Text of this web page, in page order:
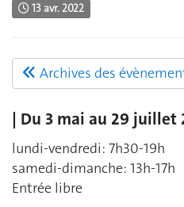
13 avr. 2022
Archives des
| Du 3 mai au 29 juillet
lundi-vendredi: 7h30-19h
samedi-dimanche: 13h-17h
Entrée libre